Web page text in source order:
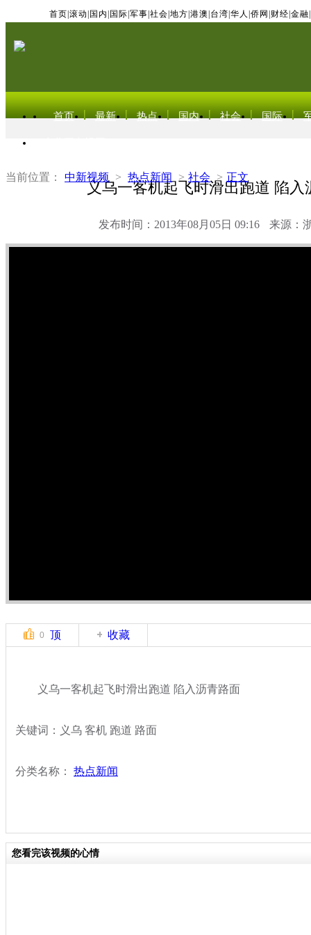
首页 滚动 国内 国际 军事 社会 地方 港澳 台湾 华人 侨网 财经 金融
首页 最新 热点 国内 社会 国际
当前位置： 中新视频 > 热点新闻 > 社会 > 正文
义乌一客机起飞时滑出跑道 陷入
发布时间：2013年08月05日 09:16 来源：
0 顶 收藏
义乌一客机起飞时滑出跑道 陷入沥青路面
关键词：义乌 客机 跑道 路面
分类名称： 热点新闻
您看完该视频的心情